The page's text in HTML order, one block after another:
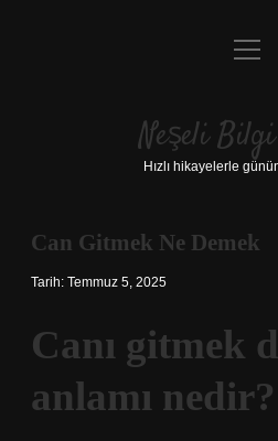
Anasayfa
Yasal
Neşeli
Hızlı hikayelerle
Can Gitmek Ne Demek
Tarih: Temmuz 5, 2025
Canı gitmek
anlamı nedir?